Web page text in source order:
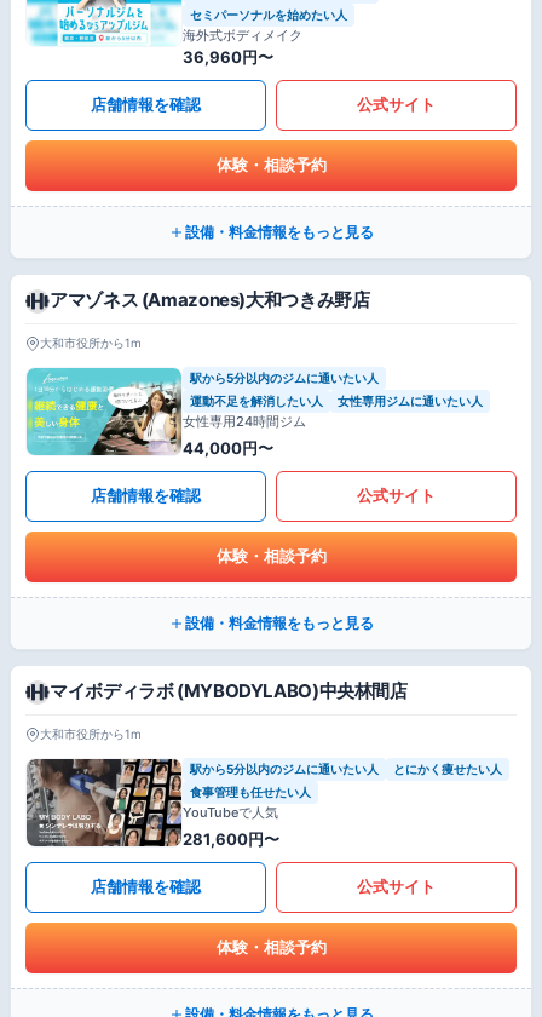
セミパーソナルを始めたい人
海外式ボディメイク
36,960円〜
店舗情報を確認 公式サイト
体験・相談予約
設備・料金情報をもっと見る
アマゾネス (Amazones)大和つきみ野店
大和市役所から1m
駅から5分以内のジムに通いたい人
運動不足を解消したい人
女性専用ジムに通いたい人
女性専用24時間ジム
44,000円〜
店舗情報を確認 公式サイト
体験・相談予約
設備・料金情報をもっと見る
マイボディラボ (MYBODYLABO)中央林間店
大和市役所から1m
駅から5分以内のジムに通いたい人
とにかく痩せたい人
食事管理も任せたい人
YouTubeで人気
281,600円〜
店舗情報を確認 公式サイト
体験・相談予約